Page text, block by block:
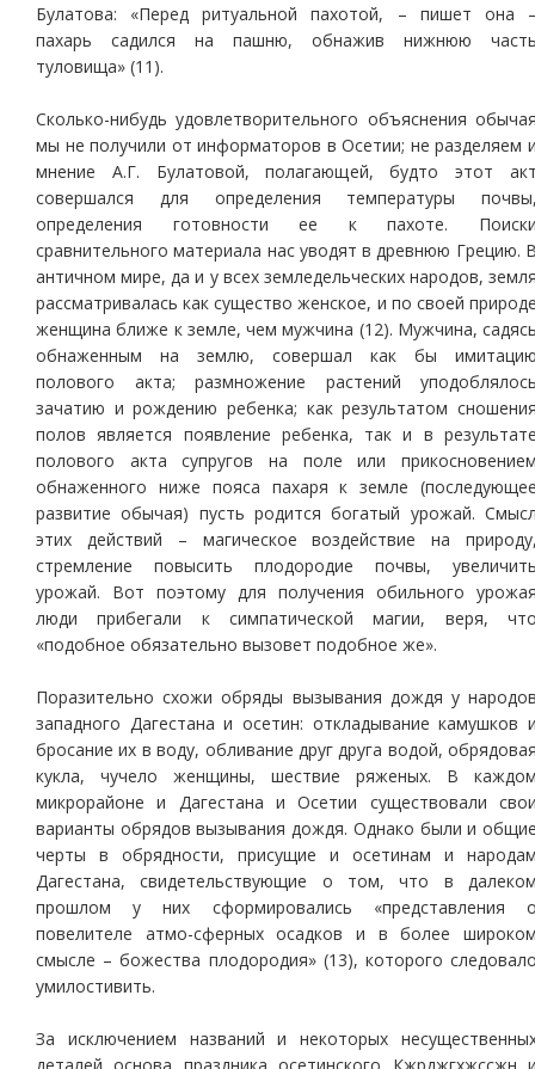
Булатова: «Перед ритуальной пахотой, – пишет она
пахарь садился на пашню, обнажив нижнюю
туловища» (11).
Сколько-нибудь удовлетворительного объяснения
мы не получили от информаторов в Осетии; не разделяем
мнение А.Г. Булатовой, полагающей, будто этот
совершался для определения температуры
определения готовности ее к пахоте.
сравнительного материала нас уводят в древнюю Грецию.
античном мире, да и у всех земледельческих народов,
рассматривалась как существо женское, и по своей
женщина ближе к земле, чем мужчина (12). Мужчина,
обнаженным на землю, совершал как бы
полового акта; размножение растений
зачатию и рождению ребенка; как результатом
полов является появление ребенка, так и в
полового акта супругов на поле или
обнаженного ниже пояса пахаря к земле
развитие обычая) пусть родится богатый урожай.
этих действий – магическое воздействие на
стремление повысить плодородие почвы,
урожай. Вот поэтому для получения обильного
люди прибегали к симпатической магии, веря,
«подобное обязательно вызовет подобное же».
Поразительно схожи обряды вызывания дождя у
западного Дагестана и осетин: откладывание камушков
бросание их в воду, обливание друг друга водой,
кукла, чучело женщины, шествие ряженых. В
микрорайоне и Дагестана и Осетии существовали
варианты обрядов вызывания дождя. Однако были и
черты в обрядности, присущие и осетинам и
Дагестана, свидетельствующие о том, что в
прошлом у них сформировались «представления
повелителе атмо-сферных осадков и в более
смысле – божества плодородия» (13), которого
умилостивить.
За исключением названий и некоторых